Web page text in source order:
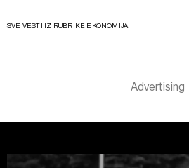
SVE VESTI IZ RUBRIKE EKONOMIJA